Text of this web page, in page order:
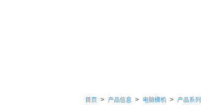
首页 > 产品信息 > 电脑横机 > 产品系列